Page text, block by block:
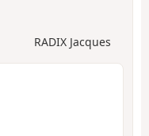
RADIX Jacques